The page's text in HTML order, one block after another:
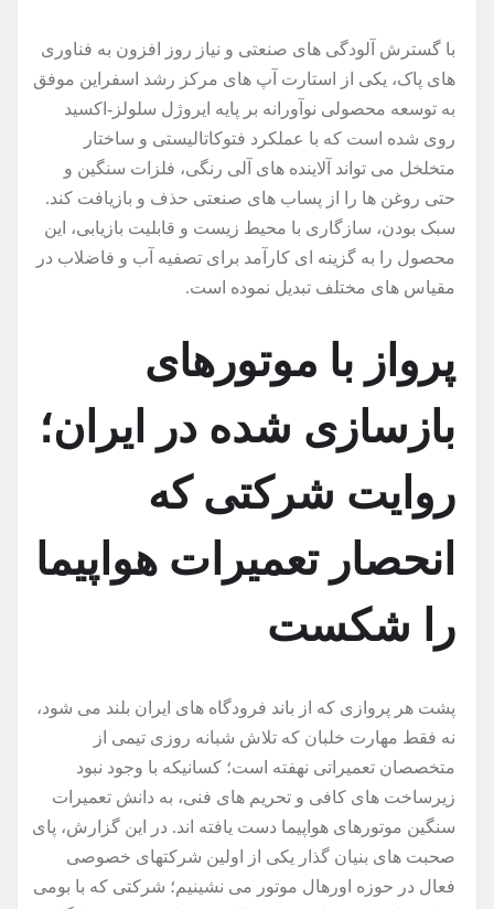
با گسترش آلودگی های صنعتی و نیاز روز افزون به فناوری
های پاک، یکی از استارت آپ های مرکز رشد اسفراین موفق
به توسعه محصولی نوآورانه بر پایه ایروژل سلولز-اکسید
روی شده است که با عملکرد فتوکاتالیستی و ساختار
متخلخل می تواند آلاینده های آلی رنگی، فلزات سنگین و
حتی روغن ها را از پساب های صنعتی حذف و بازیافت کند.
سبک بودن، سازگاری با محیط زیست و قابلیت بازیابی، این
محصول را به گزینه ای کارآمد برای تصفیه آب و فاضلاب در
مقیاس های مختلف تبدیل نموده است.
پرواز با موتورهای
بازسازی شده در ایران؛
روایت شرکتی که
انحصار تعمیرات هواپیما
را شکست
پشت هر پروازی که از باند فرودگاه های ایران بلند می شود،
نه فقط مهارت خلبان که تلاش شبانه روزی تیمی از
متخصصان تعمیراتی نهفته است؛ کسانیکه با وجود نبود
زیرساخت های کافی و تحریم های فنی، به دانش تعمیرات
سنگین موتورهای هواپیما دست یافته اند. در این گزارش، پای
صحبت های بنیان گذار یکی از اولین شرکتهای خصوصی
فعال در حوزه اورهال موتور می نشینیم؛ شرکتی که با بومی